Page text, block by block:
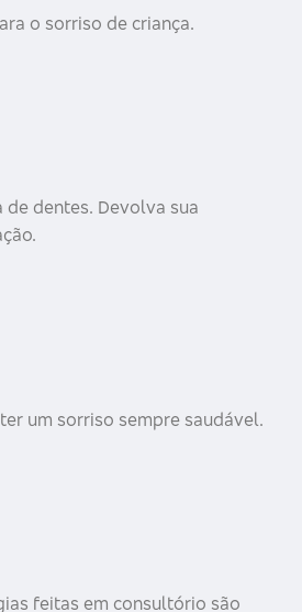
o sorriso de criança.
dentes. Devolva sua
um sorriso sempre saudável.
feitas em consultório são